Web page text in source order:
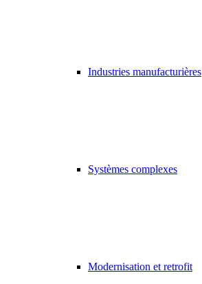
Industries manufacturières
Systèmes complexes
Modernisation et retrofit